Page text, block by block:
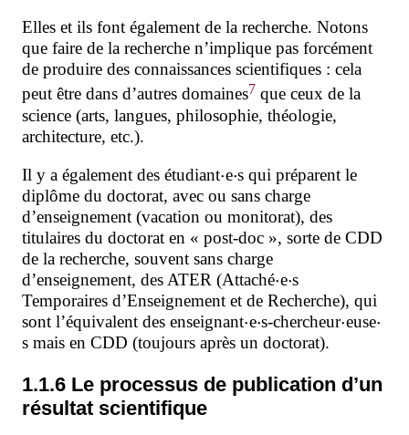
Elles et ils font également de la recherche. Notons
que faire de la recherche n’implique pas forcément
de produire des connaissances scientifiques : cela
peut être dans d’autres domaines7 que ceux de la
science (arts, langues, philosophie, théologie,
architecture, etc.).
Il y a également des étudiant e s qui préparent le
diplôme du doctorat, avec ou sans charge
d’enseignement (vacation ou monitorat), des
titulaires du doctorat en « post-doc », sorte de CDD
de la recherche, souvent sans charge
d’enseignement, des ATER (Attaché e s
Temporaires d’Enseignement et de Recherche), qui
sont l’équivalent des enseignant⋅e⋅s-chercheur⋅euse⋅
s mais en CDD (toujours après un doctorat).
1.1.6 Le processus de publication d’un
résultat scientifique